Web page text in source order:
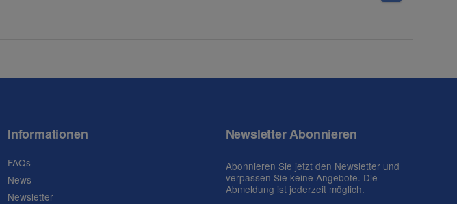
Informationen
FAQs
News
Newsletter
Newsletter Abonnieren
Abonnieren Sie jetzt den Newsletter und
verpassen Sie keine Angebote. Die
Abmeldung ist jederzeit möglich.